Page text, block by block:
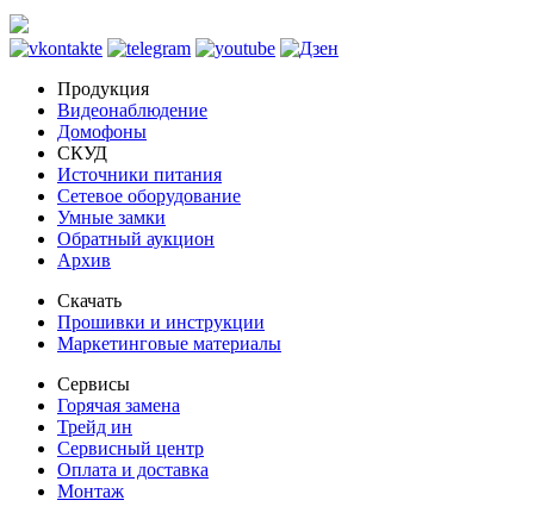
Продукция
Видеонаблюдение
Домофоны
СКУД
Источники питания
Сетевое оборудование
Умные замки
Обратный аукцион
Архив
Скачать
Прошивки и инструкции
Маркетинговые материалы
Сервисы
Горячая замена
Трейд ин
Сервисный центр
Оплата и доставка
Монтаж